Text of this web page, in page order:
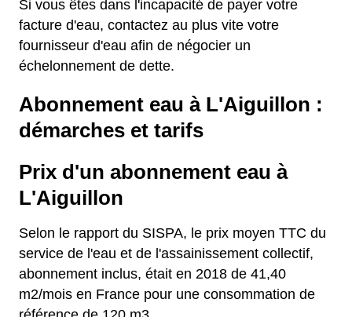
Si vous êtes dans l'incapacité de payer votre
facture d'eau, contactez au plus vite votre
fournisseur d'eau afin de négocier un
échelonnement de dette.
Abonnement eau à L'Aiguillon :
démarches et tarifs
Prix d'un abonnement eau à
L'Aiguillon
Selon le rapport du SISPA, le prix moyen TTC du
service de l'eau et de l'assainissement collectif,
abonnement inclus, était en 2018 de 41,40
m2/mois en France pour une consommation de